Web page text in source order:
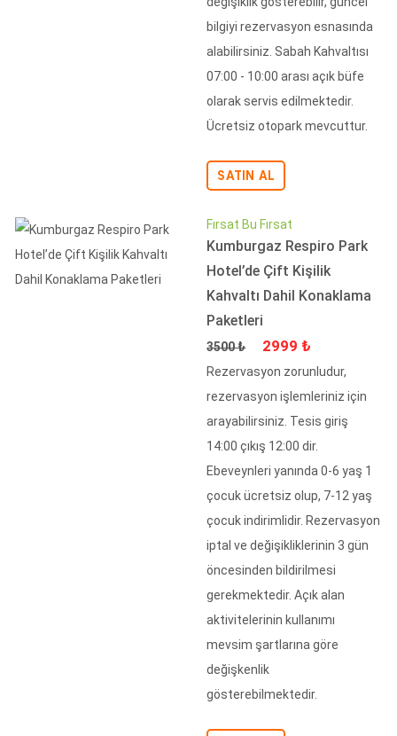
bilgiyi rezervasyon esnasında
alabilirsiniz. Sabah Kahvaltısı
07:00 - 10:00 arası açık büfe
olarak servis edilmektedir.
Ücretsiz otopark mevcuttur.
SATIN AL
Fırsat Bu Fırsat
Kumburgaz Respiro Park
Hotel’de Çift Kişilik
Kahvaltı Dahil Konaklama
Paketleri
Fiyat
3500 ₺ İndirimli Fiyat
2999 ₺
Rezervasyon zorunludur,
rezervasyon işlemleriniz için
arayabilirsiniz. Tesis giriş
14:00 çıkış 12:00 dir.
Ebeveynleri yanında 0-6 yaş 1
çocuk ücretsiz olup, 7-12 yaş
çocuk indirimlidir. Rezervasyon
iptal ve değişikliklerinin 3 gün
öncesinden bildirilmesi
gerekmektedir. Açık alan
aktivitelerinin kullanımı
mevsim şartlarına göre
değişkenlik
gösterebilmektedir.